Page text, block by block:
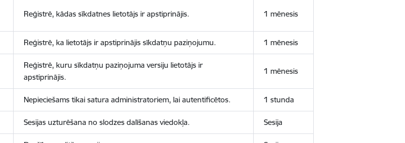
Reģistrē, kādas sīkdatnes lietotājs ir apstiprinājis. 1 mēnesis
Reģistrē, ka lietotājs ir apstiprinājis sīkdatņu paziņojumu. 1 mēnesis
Reģistrē, kuru sīkdatņu paziņojuma versiju lietotājs ir
apstiprinājis.
1 mēnesis
Nepieciešams tikai satura administratoriem, lai autentificētos. 1 stunda
Sesijas uzturēšana no slodzes dalīšanas viedokļa. Sesija